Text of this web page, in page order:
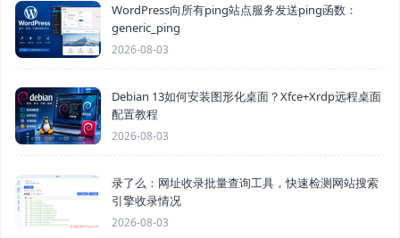
WordPress向所有ping站点服务发送ping函数：
generic_ping
2026-08-03
Debian 13如何安装图形化桌面？Xfce+Xrdp远程桌面
配置教程
2026-08-03
录了么：网址收录批量查询工具，快速检测网站搜索
引擎收录情况
2026-08-03